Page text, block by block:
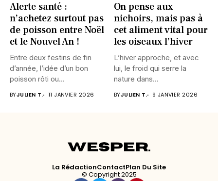
Alerte santé :
n’achetez surtout pas
de poisson entre Noël
et le Nouvel An !
Entre deux festins de fin
d’année, l’idée d’un bon
poisson rôti ou...
BYJULIEN T. 11 JANVIER 2026
On pense aux
nichoirs, mais pas à
cet aliment vital pour
les oiseaux l’hiver
L’hiver approche, et avec
lui, le froid qui serre la
nature dans...
BYJULIEN T. 9 JANVIER 2026
La RédactionContactPlan Du Site
© Copyright 2025